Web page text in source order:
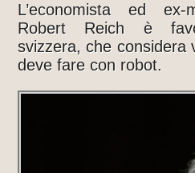
L’economista ed
Robert Reich è
svizzera, che considera
deve fare con robot.